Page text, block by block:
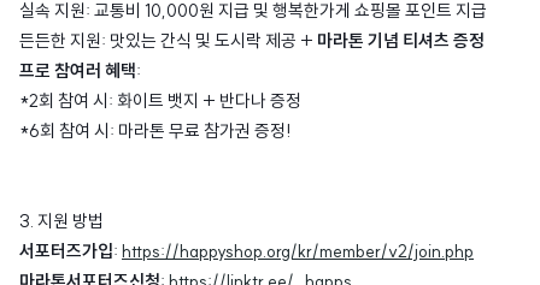
실속 지원: 교통비 10,000원 지급 및 행복한가게 쇼핑몰 포인트 지급
든든한 지원: 맛있는 간식 및 도시락 제공 + 마라톤 기념 티셔츠 증정
프로 참여러 혜택:
*2회 참여 시: 화이트 뱃지 + 반다나 증정
*6회 참여 시: 마라톤 무료 참가권 증정!
3. 지원 방법
서포터즈가입: https://happyshop.org/kr/member/v2/join.php